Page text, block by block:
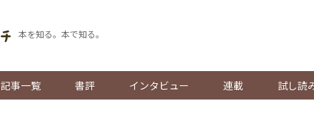
本を知る。本で知る。
記事一覧 書評 インタビュー 連載 試し読